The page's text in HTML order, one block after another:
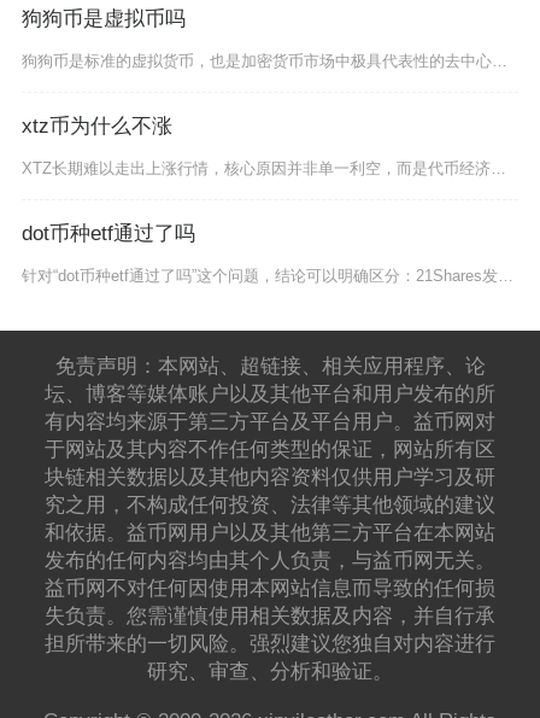
狗狗币是虚拟币吗
狗狗币是标准的虚拟货币，也是加密货币市场中极具代表性的去中心化模因币，依托区块链技术发行与
xtz币为什么不涨
XTZ长期难以走出上涨行情，核心原因并非单一利空，而是代币经济、生态发展、市场叙事与行业竞
dot币种etf通过了吗
针对“dot币种etf通过了吗”这个问题，结论可以明确区分：21Shares发行、代码TD
免责声明：本网站、超链接、相关应用程序、论
坛、博客等媒体账户以及其他平台和用户发布的所
有内容均来源于第三方平台及平台用户。益币网对
于网站及其内容不作任何类型的保证，网站所有区
块链相关数据以及其他内容资料仅供用户学习及研
究之用，不构成任何投资、法律等其他领域的建议
和依据。益币网用户以及其他第三方平台在本网站
发布的任何内容均由其个人负责，与益币网无关。
益币网不对任何因使用本网站信息而导致的任何损
失负责。您需谨慎使用相关数据及内容，并自行承
担所带来的一切风险。强烈建议您独自对内容进行
研究、审查、分析和验证。